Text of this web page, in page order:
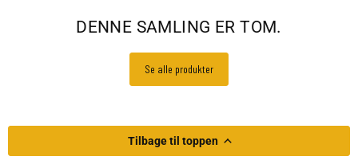
DENNE SAMLING ER TOM.
Se alle produkter
Tilbage til toppen